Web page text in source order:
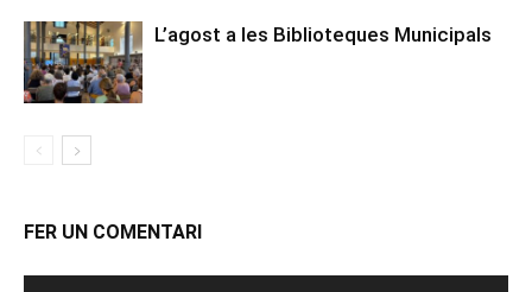
L’agost a les Biblioteques Municipals
FER UN COMENTARI